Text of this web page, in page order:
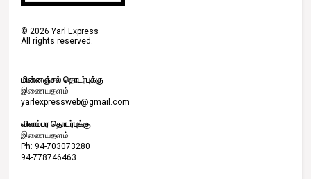
©2026 Yarl Express
All rights reserved.
மின்னஞ்சல் தொடர்புக்கு
இணையதளம்
yarlexpressweb@gmail.com
விளம்பர தொடர்புக்கு
இணையதளம்
Ph: 94-703073280
94-778746463